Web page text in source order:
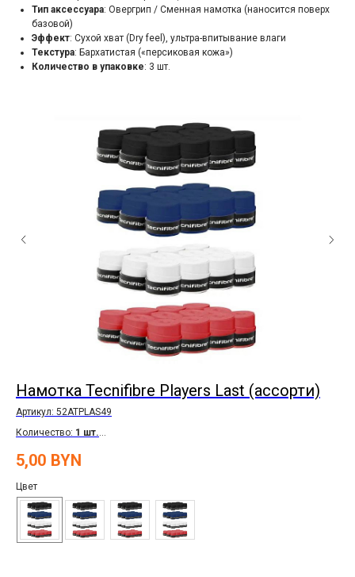
Тип аксессуара: Овергрип / Сменная намотка (наносится поверх
базовой)
Эффект: Сухой хват (Dry feel), ультра-впитывание влаги
Текстура: Бархатистая («персиковая кожа»)
Количество в упаковке: 3 шт.
Намотка Tecnifibre Players Last (ассорти)
Артикул: 52ATPLAS49
Количество: 1 шт.
5,00 BYN
Цвет